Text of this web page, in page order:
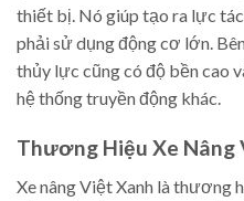
thiết bị. Nó giúp tạo ra lực
phải sử dụng động cơ lớn.
thủy lực cũng có độ bền cao
hệ thống truyền động khác.
Thương Hiệu Xe Nâng
Xe nâng Việt Xanh là thương